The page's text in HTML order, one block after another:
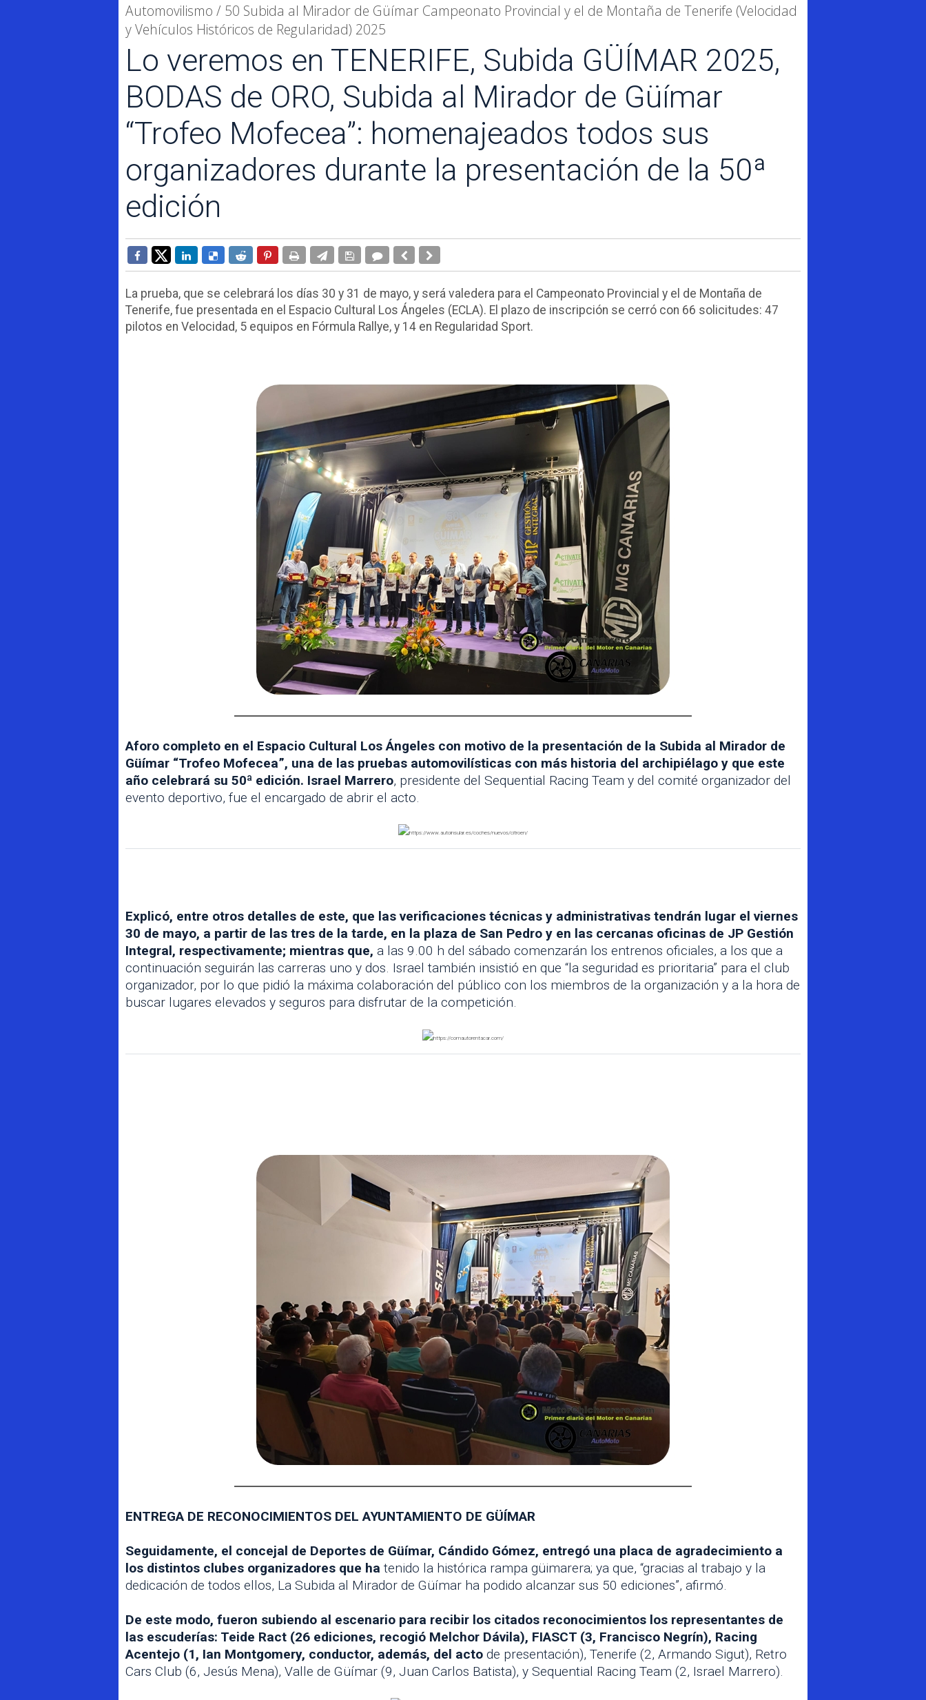
Automovilismo / 50 Subida al Mirador de Güímar Campeonato Provincial y el de Montaña de Tenerife (Velocidad
y Vehículos Históricos de Regularidad) 2025
Lo veremos en TENERIFE, Subida GÜÍMAR 2025,
BODAS de ORO, Subida al Mirador de Güímar
“Trofeo Mofecea”: homenajeados todos sus
organizadores durante la presentación de la 50ª
edición
La prueba, que se celebrará los días 30 y 31 de mayo, y será valedera para el Campeonato Provincial y el de Montaña de
Tenerife, fue presentada en el Espacio Cultural Los Ángeles (ECLA). El plazo de inscripción se cerró con 66 solicitudes: 47
pilotos en Velocidad, 5 equipos en Fórmula Rallye, y 14 en Regularidad Sport.
Aforo completo en el Espacio Cultural Los Ángeles con motivo de la presentación de la Subida al Mirador de
Güímar “Trofeo Mofecea”, una de las pruebas automovilísticas con más historia del archipiélago y que este
año celebrará su 50ª edición. Israel Marrero, presidente del Sequential Racing Team y del comité organizador del
evento deportivo, fue el encargado de abrir el acto.
Explicó, entre otros detalles de este, que las verificaciones técnicas y administrativas tendrán lugar el viernes
30 de mayo, a partir de las tres de la tarde, en la plaza de San Pedro y en las cercanas oficinas de JP Gestión
Integral, respectivamente; mientras que, a las 9.00 h del sábado comenzarán los entrenos oficiales, a los que a
continuación seguirán las carreras uno y dos. Israel también insistió en que “la seguridad es prioritaria” para el club
organizador, por lo que pidió la máxima colaboración del público con los miembros de la organización y a la hora de
buscar lugares elevados y seguros para disfrutar de la competición.
ENTREGA DE RECONOCIMIENTOS DEL AYUNTAMIENTO DE GÜÍMAR
Seguidamente, el concejal de Deportes de Güímar, Cándido Gómez, entregó una placa de agradecimiento a
los distintos clubes organizadores que ha tenido la histórica rampa güimarera; ya que, “gracias al trabajo y la
dedicación de todos ellos, La Subida al Mirador de Güímar ha podido alcanzar sus 50 ediciones”, afirmó.
De este modo, fueron subiendo al escenario para recibir los citados reconocimientos los representantes de
las escuderías: Teide Ract (26 ediciones, recogió Melchor Dávila), FIASCT (3, Francisco Negrín), Racing
Acentejo (1, Ian Montgomery, conductor, además, del acto de presentación), Tenerife (2, Armando Sigut), Retro
Cars Club (6, Jesús Mena), Valle de Güímar (9, Juan Carlos Batista), y Sequential Racing Team (2, Israel Marrero).